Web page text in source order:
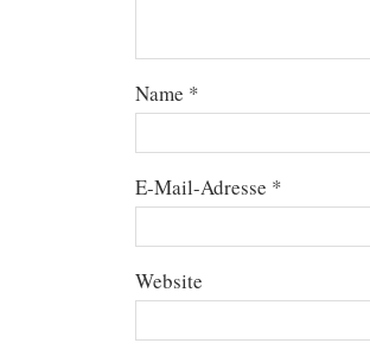
Name *
E-Mail-Adresse *
Website